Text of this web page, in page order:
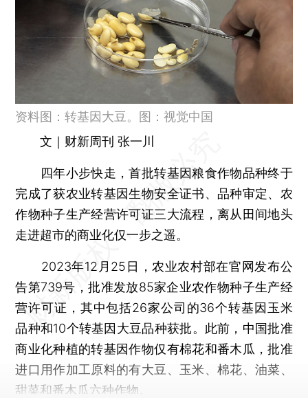
资料图：转基因大豆。图：视觉中国
文｜财新周刊 张一川
四年小步快走，首批转基因粮食作物品种终于
完成了获农业转基因生物安全证书、品种审定、农
作物种子生产经营许可证三大流程，离从田间地头
走进超市的商业化仅一步之遥。
2023年12月25日，农业农村部在官网发布公
告第739号，批准发放85家企业农作物种子生产经
营许可证，其中包括26家公司的36个转基因玉米
品种和10个转基因大豆品种获批。此前，中国批准
商业化种植的转基因作物仅有棉花和番木瓜，批准
进口用作加工原料的有大豆、玉米、棉花、油菜、
甜菜和番木瓜六种作物。